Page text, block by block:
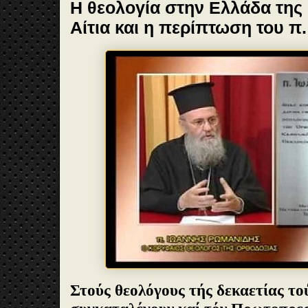
Η θεολογία στην Ελλάδα της
Αίτια και η περίπτωση του
Στούς θεολόγους τής δεκαετίας